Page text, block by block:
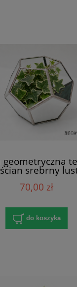
geometryczna
srebrny
70,00 zł
do koszyka